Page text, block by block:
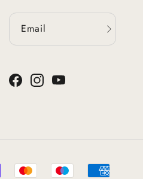
Email
FacebookInstagramYouTube